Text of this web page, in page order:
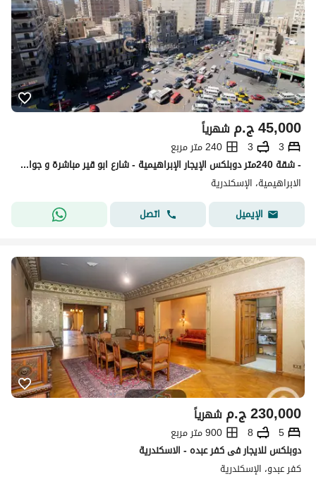
ج.م45,000 شهرياً
3
3
240 متر مربع
- شقة 240متر دوبلكس الإيجار الإبراهيمية - شارع ابو قير مباشرة و جواد حسني
الابراهيمية، الإسكندرية
الإيميل
اتصل
ج.م230,000 شهرياً
5
8
900 متر مربع
دوبلكس للايجار فى كفر عبده - الاسكندرية
كفر عبدو، الإسكندرية